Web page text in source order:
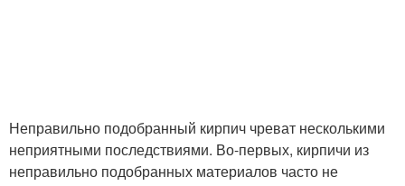
Неправильно подобранный кирпич чреват несколькими
неприятными последствиями. Во-первых, кирпичи из
неправильно подобранных материалов часто не